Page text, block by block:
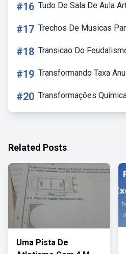
#16 Tudo De Sala De Aula
#17 Trechos De Musicas
#18 Transicao Do
#19 Transformando Taxa
#20 Transformações
Related Posts
Uma Pista De